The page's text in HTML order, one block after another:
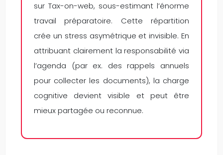
sur Tax-on-web, sous-estimant l’énorme
travail préparatoire. Cette répartition
crée un stress asymétrique et invisible. En
attribuant clairement la responsabilité via
l’agenda (par ex. des rappels annuels
pour collecter les documents), la charge
cognitive devient visible et peut être
mieux partagée ou reconnue.